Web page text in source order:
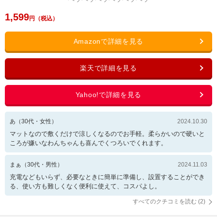
1,599
あ （30代・ 女性 ） 2024.10.30
マットなので敷くだけで涼しくなるのでお手軽。柔らかいので硬いと
ころが嫌いなわんちゃんも喜んでくつろいでくれます。
まぁ （30代・ 男性 ） 2024.11.03
充電などもいらず、必要なときに簡単に準備し、設置することができ
る、使い方も難しくなく便利に使えて、コスパよし。
すべてのクチコミを読む (2)